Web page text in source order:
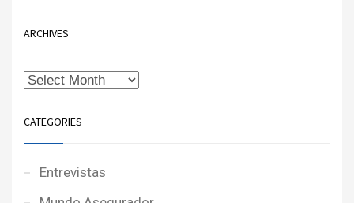
ARCHIVES
CATEGORIES
Entrevistas